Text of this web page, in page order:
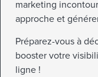
marketing
approche et
Préparez-vous à
booster votre
ligne !